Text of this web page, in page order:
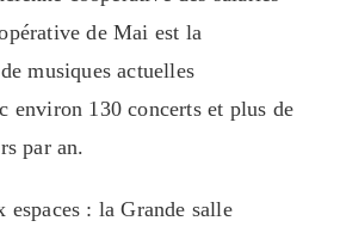
de Mai est la
musiques actuelles
environ 130 concerts et plus de
par an.
espaces : la Grande salle